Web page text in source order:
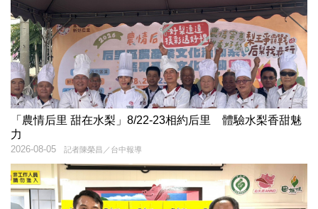
「農情后里 甜在水梨」8/22-23相約后里 體驗水梨香甜魅
力
記者陳榮昌／台中報導
2026-08-05